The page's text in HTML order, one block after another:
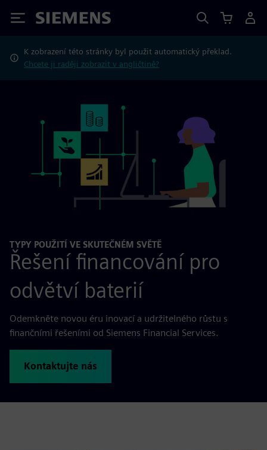
Siemens
K zobrazení této stránky byl použit automatický překlad.
Chcete ji raději zobrazit v angličtině?
TYPY POUŽITÍ VE SKUTEČNÉM SVĚTĚ
Řešení financování pro
odvětví baterií
Odemkněte novou éru inovací a udržitelného růstu s
finančními řešeními od Siemens Financial Services.
Kontaktujte nás